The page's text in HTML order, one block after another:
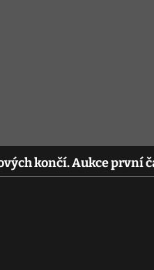
končí. Aukce první